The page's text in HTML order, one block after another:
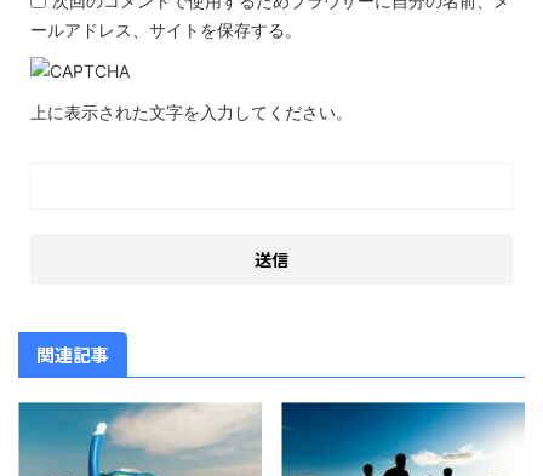
ールアドレス、サイトを保存する。
上に表示された文字を入力してください。
関連記事